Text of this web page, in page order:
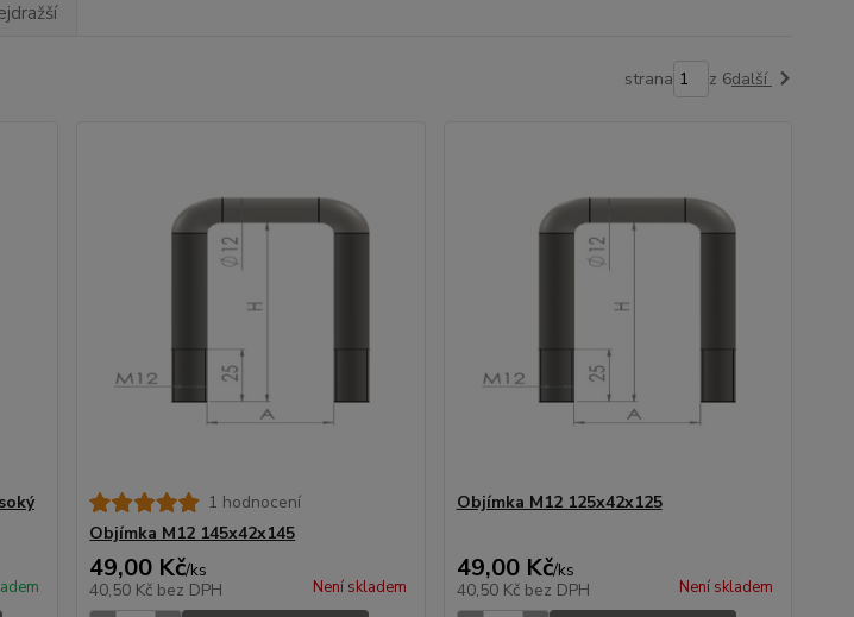
strana z 6další
1 hodnocení
Objímka M12 145x42x145
49,00 Kč/ks
40,50 Kč bez DPH Není skladem
Objímka M12 125x42x125
49,00 Kč/ks
40,50 Kč bez DPH Není skladem